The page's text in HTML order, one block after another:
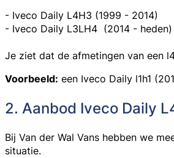
- Iveco Daily L4H3 (1999 - 2014)
- Iveco Daily L3LH4 (2014 - heden)
Je ziet dat de afmetingen van een
Voorbeeld: een Iveco Daily l1h1
2. Aanbod Iveco Daily
Bij Van der Wal Vans hebben we
situatie.